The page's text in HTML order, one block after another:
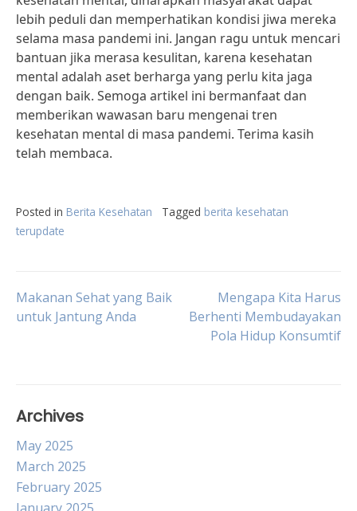
lebih peduli dan memperhatikan kondisi jiwa mereka
selama masa pandemi ini. Jangan ragu untuk mencari
bantuan jika merasa kesulitan, karena kesehatan
mental adalah aset berharga yang perlu kita jaga
dengan baik. Semoga artikel ini bermanfaat dan
memberikan wawasan baru mengenai tren
kesehatan mental di masa pandemi. Terima kasih
telah membaca.
Posted in Berita Kesehatan Tagged berita kesehatan
terupdate
Post
Makanan Sehat yang Baik
untuk Jantung Anda
Mengapa Kita Harus
Berhenti Membudayakan
Pola Hidup Konsumtif
Archives
May 2025
March 2025
February 2025